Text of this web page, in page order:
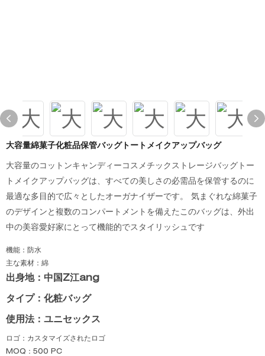
大容量綿菓子化粧品保管バッグトートメイクアップバッグ
大容量のコットンキャンディーコスメチックストレージバッグトー
トメイクアップバッグは、すべての美しさの必需品を保管するのに
最適な多目的で広々としたオーガナイザーです。 気まぐれな綿菓子
のデザインと複数のコンパートメントを備えたこのバッグは、外出
中の美容愛好家にとって機能的でスタイリッシュです
機能：防水
主な素材：綿
出身地：中国Z江ang
タイプ：化粧バッグ
使用法：ユニセックス
ロゴ：カスタマイズされたロゴ
MOQ：500 PC